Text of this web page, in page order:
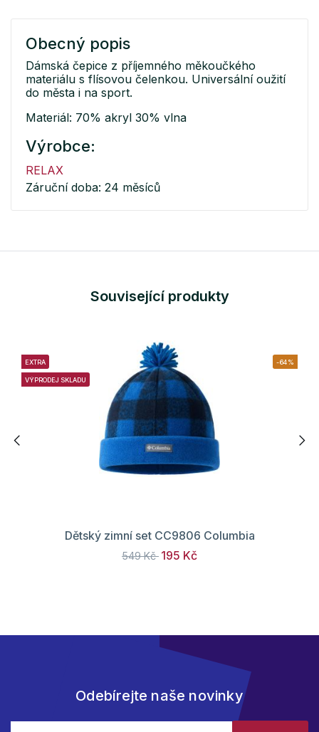
Obecný popis
Dámská čepice z příjemného měkoučkého
materiálu s flísovou čelenkou. Universální oužití
do města i na sport.
Materiál: 70% akryl 30% vlna
Výrobce:
RELAX
Záruční doba: 24 měsíců
Související produkty
EXTRA
VÝPRODEJ SKLADU
-64%
Dětský zimní set CC9806 Columbia
549 Kč 195 Kč
Odebírejte naše novinky